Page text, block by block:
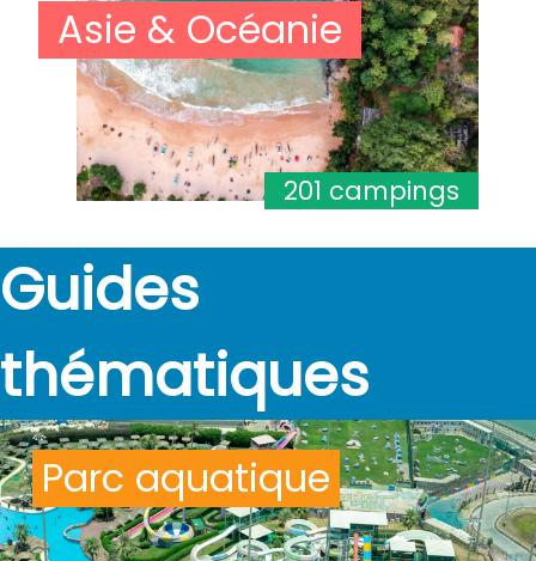
Asie & Océanie
201 campings
Guides
thématiques
Parc aquatique